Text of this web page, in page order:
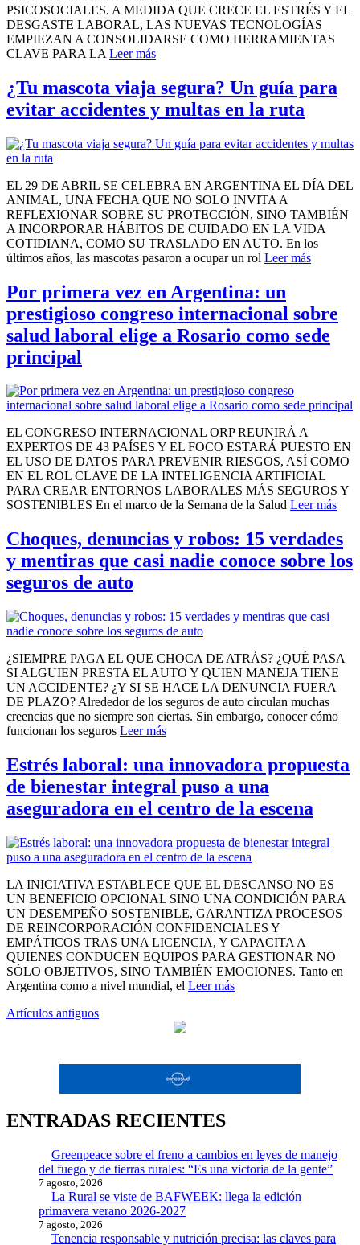
PSICOSOCIALES. A MEDIDA QUE CRECE EL ESTRÉS Y EL
DESGASTE LABORAL, LAS NUEVAS TECNOLOGÍAS
EMPIEZAN A CONSOLIDARSE COMO HERRAMIENTAS
CLAVE PARA LA Leer más
¿Tu mascota viaja segura? Un guía para
evitar accidentes y multas en la ruta
EL 29 DE ABRIL SE CELEBRA EN ARGENTINA EL DÍA DEL
ANIMAL, UNA FECHA QUE NO SOLO INVITA A
REFLEXIONAR SOBRE SU PROTECCIÓN, SINO TAMBIÉN
A INCORPORAR HÁBITOS DE CUIDADO EN LA VIDA
COTIDIANA, COMO SU TRASLADO EN AUTO. En los
últimos años, las mascotas pasaron a ocupar un rol Leer más
Por primera vez en Argentina: un
prestigioso congreso internacional sobre
salud laboral elige a Rosario como sede
principal
EL CONGRESO INTERNACIONAL ORP REUNIRÁ A
EXPERTOS DE 43 PAÍSES Y EL FOCO ESTARÁ PUESTO EN
EL USO DE DATOS PARA PREVENIR RIESGOS, ASÍ COMO
EN EL ROL CLAVE DE LA INTELIGENCIA ARTIFICIAL
PARA CREAR ENTORNOS LABORALES MÁS SEGUROS Y
SOSTENIBLES En el marco de la Semana de la Salud Leer más
Choques, denuncias y robos: 15 verdades
y mentiras que casi nadie conoce sobre los
seguros de auto
¿SIEMPRE PAGA EL QUE CHOCA DE ATRÁS? ¿QUÉ PASA
SI ALGUIEN PRESTA EL AUTO Y QUIEN MANEJA TIENE
UN ACCIDENTE? ¿Y SI SE HACE LA DENUNCIA FUERA
DE PLAZO? Alrededor de los seguros de auto circulan muchas
creencias que no siempre son ciertas. Sin embargo, conocer cómo
funcionan los seguros Leer más
Estrés laboral: una innovadora propuesta
de bienestar integral puso a una
aseguradora en el centro de la escena
LA INICIATIVA ESTABLECE QUE EL DESCANSO NO ES
UN BENEFICIO OPCIONAL SINO UNA CONDICIÓN PARA
UN DESEMPEÑO SOSTENIBLE, GARANTIZA PROCESOS
DE REINCORPORACIÓN CONFIDENCIALES Y
EMPÁTICOS TRAS UNA LICENCIA, Y CAPACITA A
QUIENES CONDUCEN EQUIPOS PARA GESTIONAR NO
SÓLO OBJETIVOS, SINO TAMBIÉN EMOCIONES. Tanto en
Argentina como a nivel mundial, el Leer más
Navegación
entradas
Artículos antiguos
ENTRADAS RECIENTES
Greenpeace sobre el freno a cambios en leyes de manejo
del fuego y de tierras rurales: “Es una victoria de la gente”
7 agosto, 2026
La Rural se viste de BAFWEEK: llega la edición
primavera verano 2026-2027
7 agosto, 2026
Tenencia responsable y nutrición precisa: las claves para